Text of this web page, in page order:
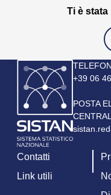
Ti è
Immagine
+39 06
POSTA
Contatti
Link utili